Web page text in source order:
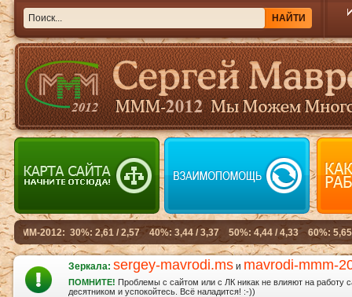
Зеркала: sergey-mavrodi.ms и mavrodi-mmm-
ПОМНИТЕ! Проблемы с сайтом или с ЛК никак не влияют на работу
десятником и успокойтесь. Всё наладится! :-))